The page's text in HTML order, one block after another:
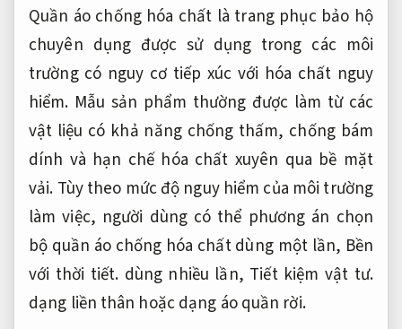
Quần áo chống hóa chất là trang phục bảo hộ
chuyên dụng được sử dụng trong các môi
trường có nguy cơ tiếp xúc với hóa chất nguy
hiểm. Mẫu sản phẩm thường được làm từ các
vật liệu có khả năng chống thấm, chống bám
dính và hạn chế hóa chất xuyên qua bề mặt
vải. Tùy theo mức độ nguy hiểm của môi trường
làm việc, người dùng có thể phương án chọn
bộ quần áo chống hóa chất dùng một lần, Bền
với thời tiết. dùng nhiều lần, Tiết kiệm vật tư.
dạng liền thân hoặc dạng áo quần rời.